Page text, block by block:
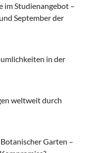
im Studienangebot –
September der
in der
weltweit durch
Garten –